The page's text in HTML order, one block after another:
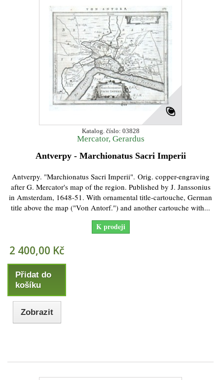
Katalog. číslo: 03828
Mercator, Gerardus
Antverpy - Marchionatus Sacri Imperii
Antverpy. "Marchionatus Sacri Imperii". Orig. copper-engraving
after G. Mercator's map of the region. Published by J. Janssonius
in Amsterdam, 1648-51. With ornamental title-cartouche, German
title above the map ("Von Antorf.") and another cartouche with...
K prodeji
2 400,00 Kč
Přidat do
košíku
Zobrazit